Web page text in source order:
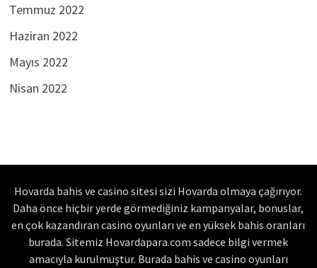
Temmuz 2022
Haziran 2022
Mayıs 2022
Nisan 2022
Hovarda bahis ve casino sitesi sizi Hovarda olmaya çağırıyor.
Daha önce hiçbir yerde görmediğiniz kampanyalar, bonuslar,
en çok kazandıran casino oyunları ve en yüksek bahis oranları
burada. Sitemiz Hovardapara.com sadece bilgi vermek
amacıyla kurulmuştur. Burada bahis ve casino oyunları